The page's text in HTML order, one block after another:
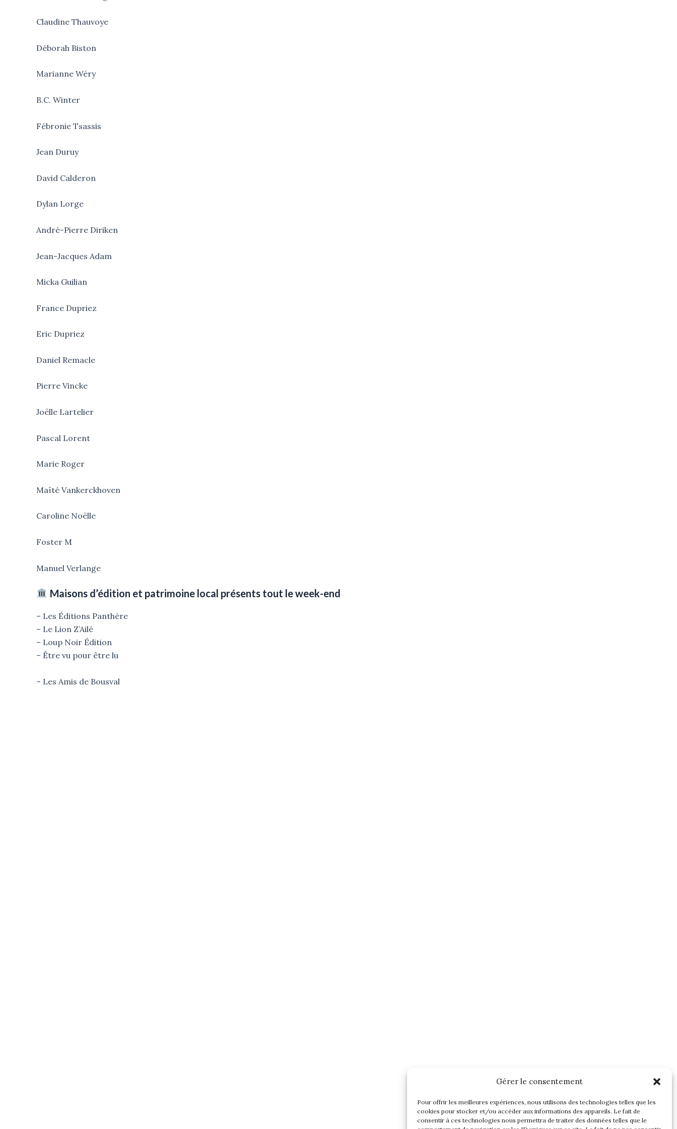
Gérer le consentement
Pour offrir les meilleures expériences, nous utilisons des technologies telles que les
cookies pour stocker et/ou accéder aux informations des appareils. Le fait de
consentir à ces technologies nous permettra de traiter des données telles que le
Claudine Thauvoye
Déborah Biston
Marianne Wéry
B.C. Winter
Fébronie Tsassis
Jean Duruy
David Calderon
Dylan Lorge
André-Pierre Diriken
Jean-Jacques Adam
Micka Guilian
France Dupriez
Eric Dupriez
Daniel Remacle
Pierre Vincke
Joëlle Lartelier
Pascal Lorent
Marie Roger
Maïté Vankerckhoven
Caroline Noëlle
Foster M
Manuel Verlange
Maisons d’édition et patrimoine local présents tout le week-end
– Les Éditions Panthère
– Le Lion Z’Ailé
– Loup Noir Édition
– Être vu pour être lu
– Les Amis de Bousval